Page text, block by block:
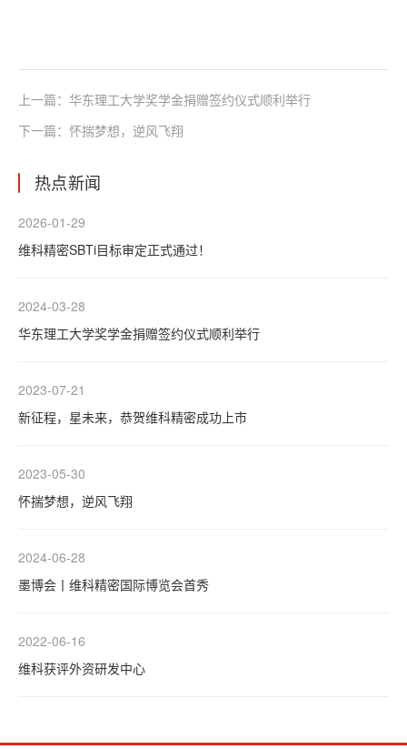
上一篇： 华东理工大学奖学金捐赠签约仪式顺利举行
下一篇： 怀揣梦想，逆风飞翔
热点新闻
2026-01-29
维科精密SBTi目标审定正式通过！
2024-03-28
华东理工大学奖学金捐赠签约仪式顺利举行
2023-07-21
新征程，星未来，恭贺维科精密成功上市
2023-05-30
怀揣梦想，逆风飞翔
2024-06-28
墨博会丨维科精密国际博览会首秀
2022-06-16
维科获评外资研发中心